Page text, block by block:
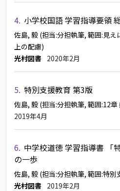
4. 小学校国語 学習指導要領
佐島, 毅 (担当:分担執筆, 範囲:見
上の配慮)
光村図書 2020年2月
5. 特別支援教育 第3版
佐島, 毅 (担当:分担執筆, 範囲:12
2019年4月
6. 中学校道徳 学習指導書 「
の一歩
佐島, 毅 (担当:分担執筆, 範囲:特
光村図書 2019年2月